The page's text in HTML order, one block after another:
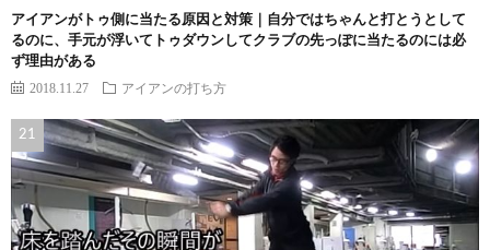
アイアンがトゥ側に当たる原因と対策｜自分ではちゃんと打とうとして
るのに、手元が浮いてトゥダウンしてクラブの先っぽに当たるのには必
ず理由がある
2018.11.27 アイアンの打ち方